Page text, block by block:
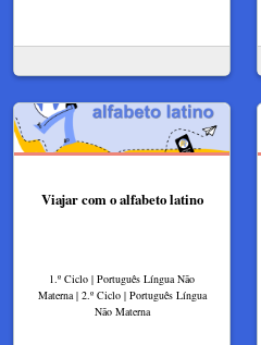
Viajar com o alfabeto latino
1.º Ciclo | Português Língua Não
Materna | 2.º Ciclo | Português Língua
Não Materna